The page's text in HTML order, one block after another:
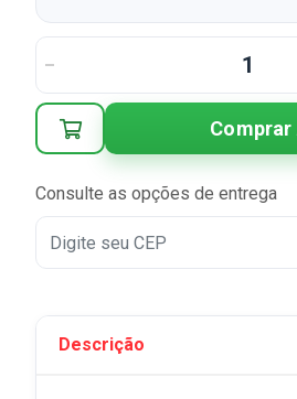
Comprar
Consulte as opções de entrega
Descrição